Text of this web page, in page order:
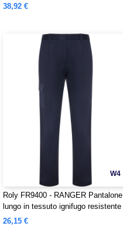
AND REFLECTIVE STRIPES
38,92 €
W4
Roly FR9400 - RANGER Pantalone
lungo in tessuto ignifugo resistente
26,15 €